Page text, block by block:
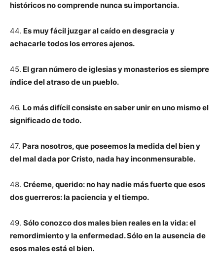
históricos no comprende nunca su importancia.
44. Es muy fácil juzgar al caído en desgracia y
achacarle todos los errores ajenos.
45. El gran número de iglesias y monasterios es siempre
índice del atraso de un pueblo.
46. Lo más difícil consiste en saber unir en uno mismo el
significado de todo.
47. Para nosotros, que poseemos la medida del bien y
del mal dada por Cristo, nada hay inconmensurable.
48. Créeme, querido: no hay nadie más fuerte que esos
dos guerreros: la paciencia y el tiempo.
49. Sólo conozco dos males bien reales en la vida: el
remordimiento y la enfermedad. Sólo en la ausencia de
esos males está el bien.